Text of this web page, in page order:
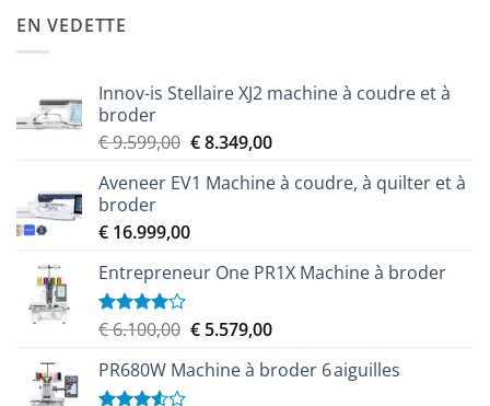
EN VEDETTE
Innov-is Stellaire XJ2 machine à coudre et à
broder
€9.599,00 Le
initial
€ 9.599,00.
€8.349,00Le
actuel
Aveneer EV1 Machine à coudre, à quilter et à
broder
€ 16.999,00
Entrepreneur One PR1X Machine à broder
Note
5
€6.100,00 Le
initial
€5.579,00Le
actuel
PR680W Machine à broder 6 aiguilles